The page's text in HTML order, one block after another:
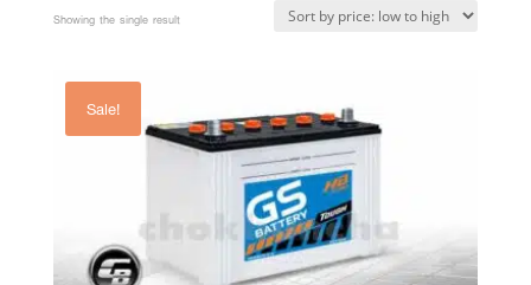
Showing the single result
Sale!